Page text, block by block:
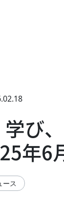
び
年6
ース